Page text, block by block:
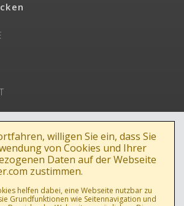
willigen Sie ein, dass Sie
von Cookies und Ihrer
Daten auf der Webseite
zustimmen.
helfen dabei, eine Webseite nutzbar zu
Grundfunktionen wie Seitennavigation und